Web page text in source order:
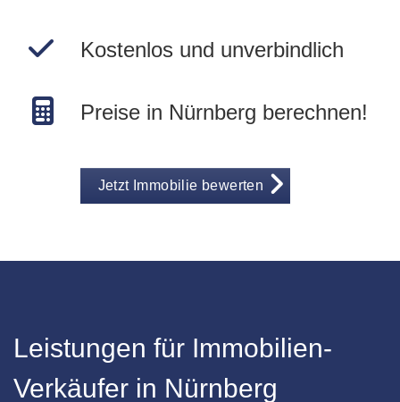
Kostenlos und unverbindlich
Preise in Nürnberg berechnen!
Jetzt Immobilie bewerten
Leistungen für Immobilien-
Verkäufer in Nürnberg